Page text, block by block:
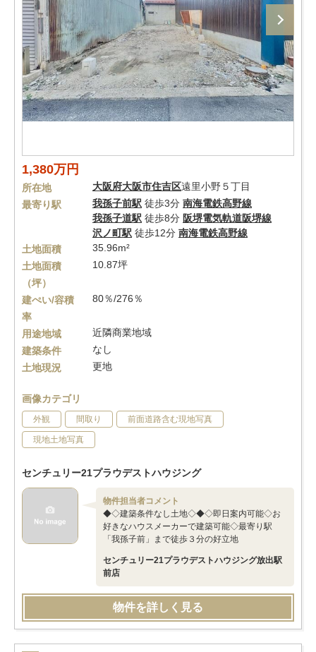
1,380万円
所在地 大阪府大阪市住吉区遠里小野５丁目
最寄り駅
我孫子前駅 徒歩3分 南海電鉄高野線
我孫子道駅 徒歩8分 阪堺電気軌道阪堺線
沢ノ町駅 徒歩12分 南海電鉄高野線
土地面積
35.96m²
土地面積
（坪）
10.87坪
建ぺい/容積
率
80％/276％
用途地域
近隣商業地域
建築条件
なし
土地現況
更地
画像カテゴリ
外観 間取り 前面道路含む現地写真
現地土地写真
センチュリー21プラウデストハウジング
物件担当者コメント
◆◇建築条件なし土地◇◆◇即日案内可能◇お
好きなハウスメーカーで建築可能◇最寄り駅
「我孫子前」まで徒歩３分の好立地
センチュリー21プラウデストハウジング放出駅
前店
物件を詳しく見る